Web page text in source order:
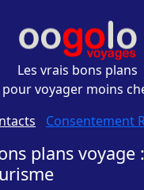
Les vrais bons plans
pour voyager moins
- Consentement
plans voyage